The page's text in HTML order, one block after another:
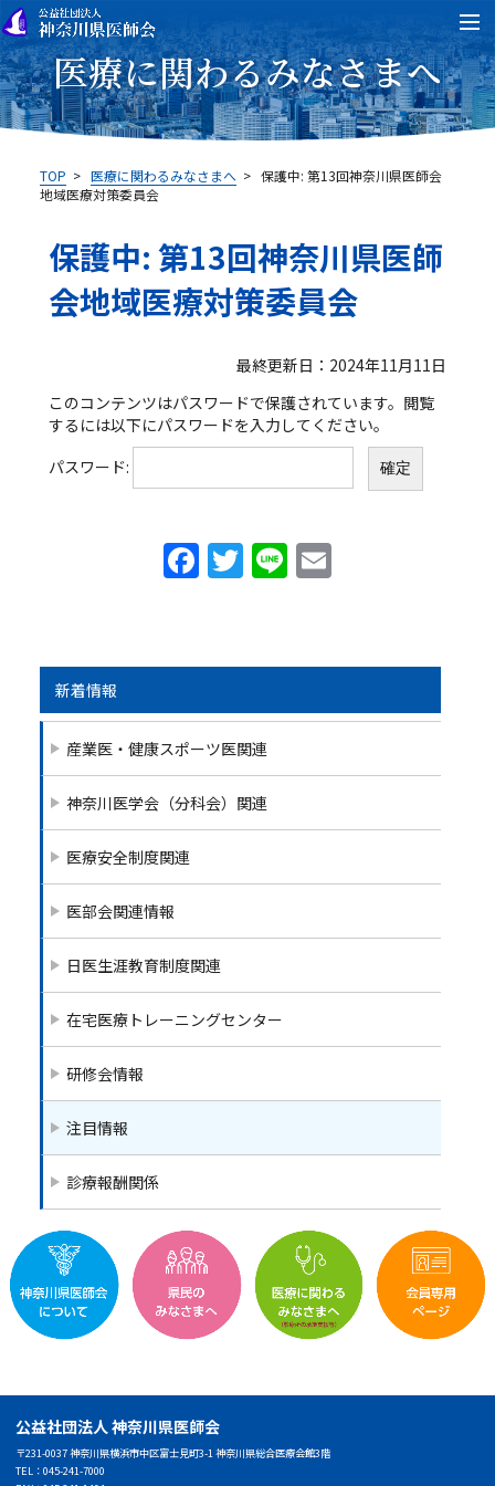
医療に関わるみなさまへ
TOP >医療に関わるみなさまへ >保護中: 第13回神奈川県医師会
地域医療対策委員会
保護中: 第13回神奈川県医師
会地域医療対策委員会
最終更新日：2024年11月11日
このコンテンツはパスワードで保護されています。閲覧
するには以下にパスワードを入力してください。
パスワード:
F
e
b
o
o
k
T
er
Li
l
新着情報
産業医・健康スポーツ医関連
神奈川医学会（分科会）関連
医療安全制度関連
医部会関連情報
日医生涯教育制度関連
在宅医療トレーニングセンター
研修会情報
注目情報
診療報酬関係
公益社団法人 神奈川県医師会
〒231-0037 神奈川県横浜市中区富士見町3-1 神奈川県総合医療会館3階
TEL：045-241-7000